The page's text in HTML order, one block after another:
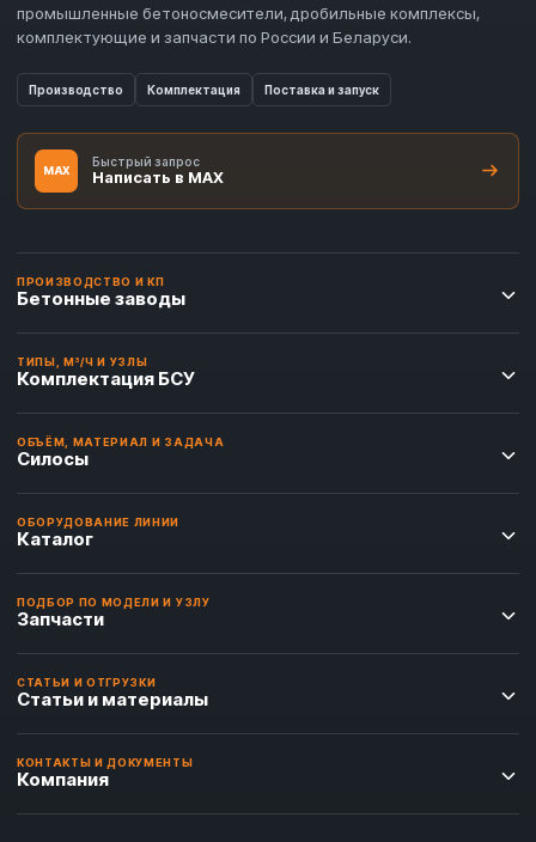
промышленные бетоносмесители, дробильные комплексы,
комплектующие и запчасти по России и Беларуси.
Производство Комплектация Поставка и запуск
MAX
Быстрый запрос
Написать в MAX
ПРОИЗВОДСТВО И КП
Бетонные заводы
ТИПЫ, М³/Ч И УЗЛЫ
Комплектация БСУ
ОБЪЁМ, МАТЕРИАЛ И ЗАДАЧА
Силосы
ОБОРУДОВАНИЕ ЛИНИИ
Каталог
ПОДБОР ПО МОДЕЛИ И УЗЛУ
Запчасти
СТАТЬИ И ОТГРУЗКИ
Статьи и материалы
КОНТАКТЫ И ДОКУМЕНТЫ
Компания